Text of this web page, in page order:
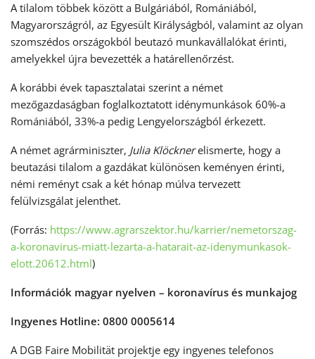
A tilalom többek között a Bulgáriából, Romániából,
Magyarországról, az Egyesült Királyságból, valamint az olyan
szomszédos országokból beutazó munkavállalókat érinti,
amelyekkel újra bevezették a határellenőrzést.
A korábbi évek tapasztalatai szerint a német
mezőgazdaságban foglalkoztatott idénymunkások 60%-a
Romániából, 33%-a pedig Lengyelországból érkezett.
A német agrárminiszter, Julia Klöcknerelismerte, hogy a
beutazási tilalom a gazdákat különösen keményen érinti,
némi reményt csak a két hónap múlva tervezett
felülvizsgálat jelenthet.
(Forrás: https://www.agrarszektor.hu/karrier/nemetorszag-
a-koronavirus-miatt-lezarta-a-hatarait-az-idenymunkasok-
elott.20612.html)
Információk magyar nyelven – koronavírus és munkajog
Ingyenes Hotline: 0800 0005614
A DGB Faire Mobilität projektje egy ingyenes telefonos